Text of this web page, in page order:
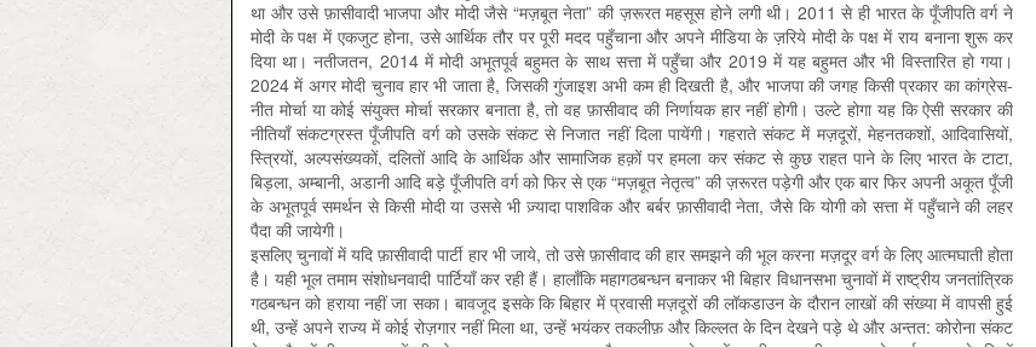
था और उसे फ़ासीवादी भाजपा और मोदी जैसे “मज़बूत नेता” की ज़रूरत महसूस होने लगी थी। 2011 से ही भारत के पूँजीपति वर्ग ने
मोदी के पक्ष में एकजुट होना, उसे आर्थिक तौर पर पूरी मदद पहुँचाना और अपने मीडिया के ज़रिये मोदी के पक्ष में राय बनाना शुरू कर
दिया था। नतीजतन, 2014 में मोदी अभूतपूर्व बहुमत के साथ सत्ता में पहुँचा और 2019 में यह बहुमत और भी विस्तारित हो गया।
2024 में अगर मोदी चुनाव हार भी जाता है, जिसकी गुंजाइश अभी कम ही दिखती है, और भाजपा की जगह किसी प्रकार का कांग्रेस-
नीत मोर्चा या कोई संयुक्त मोर्चा सरकार बनाता है, तो वह फ़ासीवाद की निर्णायक हार नहीं होगी। उल्टे होगा यह कि ऐसी सरकार की
नीतियाँ संकटग्रस्त पूँजीपति वर्ग को उसके संकट से निजात नहीं दिला पायेंगी। गहराते संकट में मज़दूरों, मेहनतकशों, आदिवासियों,
स्त्रियों, अल्पसंख्यकों, दलितों आदि के आर्थिक और सामाजिक हक़ों पर हमला कर संकट से कुछ राहत पाने के लिए भारत के टाटा,
बिड़ला, अम्बानी, अडानी आदि बड़े पूँजीपति वर्ग को फिर से एक “मज़बूत नेतृत्व” की ज़रूरत पड़ेगी और एक बार फिर अपनी अकूत पूँजी
के अभूतपूर्व समर्थन से किसी मोदी या उससे भी ज़्यादा पाशविक और बर्बर फ़ासीवादी नेता, जैसे कि योगी को सत्ता में पहुँचाने की लहर
पैदा की जायेगी।
इसलिए चुनावों में यदि फ़ासीवादी पार्टी हार भी जाये, तो उसे फ़ासीवाद की हार समझने की भूल करना मज़दूर वर्ग के लिए आत्मघाती होता
है। यही भूल तमाम संशोधनवादी पार्टियाँ कर रही हैं। हालाँकि महागठबन्धन बनाकर भी बिहार विधानसभा चुनावों में राष्ट्रीय जनतांत्रिक
गठबन्धन को हराया नहीं जा सका। बावजूद इसके कि बिहार में प्रवासी मज़दूरों की लॉकडाउन के दौरान लाखों की संख्या में वापसी हुई
थी, उन्हें अपने राज्य में कोई रोज़गार नहीं मिला था, उन्हें भयंकर तकलीफ़ और किल्लत के दिन देखने पड़े थे और अन्तत: कोरोना संकट